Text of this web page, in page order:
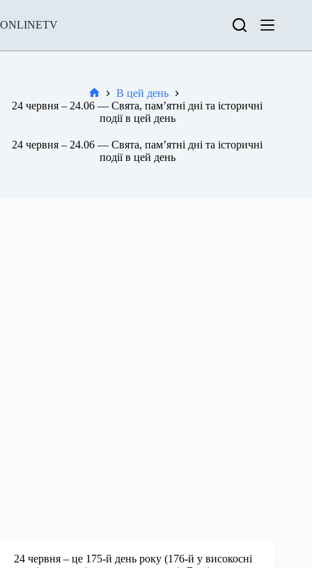
вмісту
ONLINETV
Новини
В цей день
24 червня – 24.06 — Свята, пам’ятні дні та історичні
події в цей день
24 червня – 24.06 — Свята, пам’ятні дні та історичні
події в цей день
24 червня – це 175-й день року (176-й у високосні